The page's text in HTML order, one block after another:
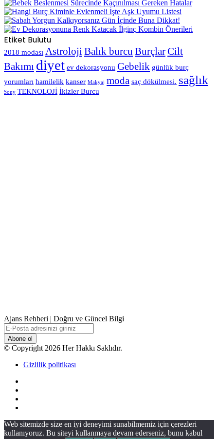
Etiket Bulutu
2018 modası Astroloji Balık burcu BurçlarCilt
Bakımı diyet ev dekorasyonu Gebelik günlük burç
yorumları hamilelik kanser Makyaj moda saç dökülmesi. sağlık
Sony TEKNOLOJİ İkizler Burcu
Ajans Rehberi | Doğru ve Güncel Bilgi
E-
Posta
adresinizi
giriniz
© Copyright 2026 Her Hakkı Saklıdır.
Gizlilik politikası
Başa
dön
Web sitemizde size en iyi deneyimi sunabilmemiz için çerezleri
kullanıyoruz. Bu siteyi kullanmaya devam ederseniz, bunu kabul